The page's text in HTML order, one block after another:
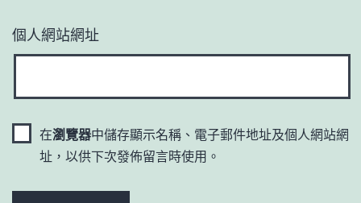
個人網站網址
在瀏覽器中儲存顯示名稱、電子郵件地址及個人網站網
址，以供下次發佈留言時使用。